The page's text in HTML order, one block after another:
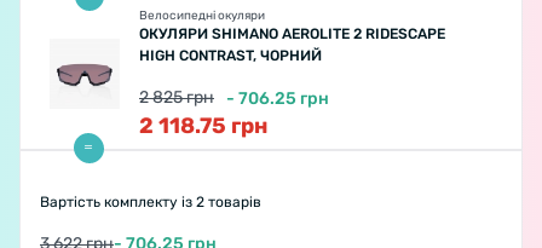
Велосипедні окуляри
ОКУЛЯРИ SHIMANO AEROLITE 2 RIDESCAPE
HIGH CONTRAST, ЧОРНИЙ
2 825грн - 706.25 грн
2 118.75 грн
Вартість комплекту із 2 товарів
3 622 грн- 706.25 грн